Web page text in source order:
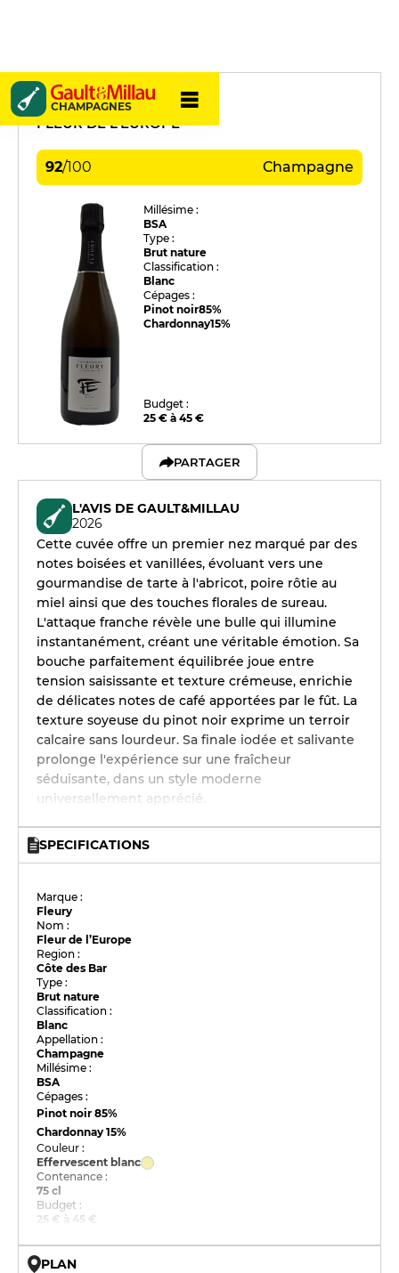
CHAMPAGNES
Fleury
FLEUR DE L’EUROPE
92/100 Champagne
Millésime :
BSA
Type :
Brut nature
Classification :
Blanc
Cépages :
Pinot noir85%
Chardonnay15%
Budget :
25 € à 45 €
PARTAGER
L'AVIS DE GAULT&MILLAU
2026
Cette cuvée offre un premier nez marqué par des
notes boisées et vanillées, évoluant vers une
gourmandise de tarte à l'abricot, poire rôtie au
miel ainsi que des touches florales de sureau.
L'attaque franche révèle une bulle qui illumine
instantanément, créant une véritable émotion. Sa
bouche parfaitement équilibrée joue entre
tension saisissante et texture crémeuse, enrichie
de délicates notes de café apportées par le fût. La
texture soyeuse du pinot noir exprime un terroir
calcaire sans lourdeur. Sa finale iodée et salivante
prolonge l'expérience sur une fraîcheur
séduisante, dans un style moderne
universellement apprécié.
SPECIFICATIONS
Marque :
Fleury
Nom :
Fleur de l’Europe
Region :
Côte des Bar
Type :
Brut nature
Classification :
Blanc
Appellation :
Champagne
Millésime :
BSA
Cépages :
Pinot noir85%
Chardonnay15%
Couleur :
Effervescent blanc
Contenance :
75 cl
Budget :
25 € à 45 €
PLAN